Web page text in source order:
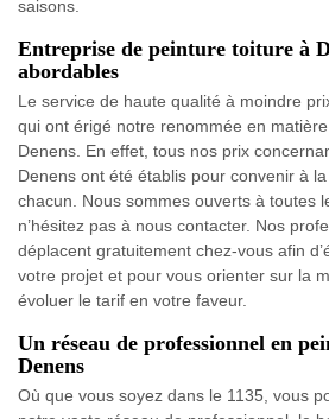
saisons.
Entreprise de peinture toiture à
abordables
Le service de haute qualité à moindre
qui ont érigé notre renommée en
Denens. En effet, tous nos prix
Denens ont été établis pour convenir à
chacun. Nous sommes ouverts à toutes
n’hésitez pas à nous contacter. Nos
déplacent gratuitement chez-vous afin
votre projet et pour vous orienter sur la
évoluer le tarif en votre faveur.
Un réseau de professionnel en
Denens
Où que vous soyez dans le 1135, vous